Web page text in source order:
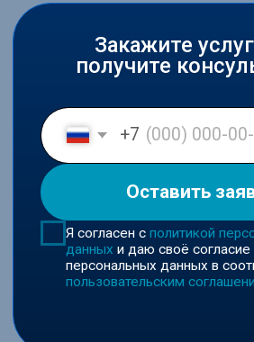
Входим в ключевые юридические
рейтинги России
Я согласен сполитикой персональных
пользовательским соглашением